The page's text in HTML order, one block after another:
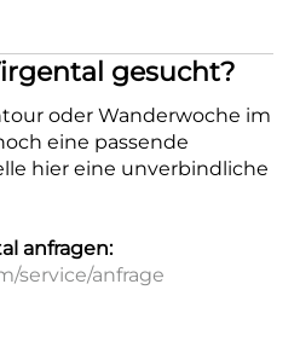
gesucht?
oder Wanderwoche im
eine passende
hier eine unverbindliche
anfragen:
service/anfrage